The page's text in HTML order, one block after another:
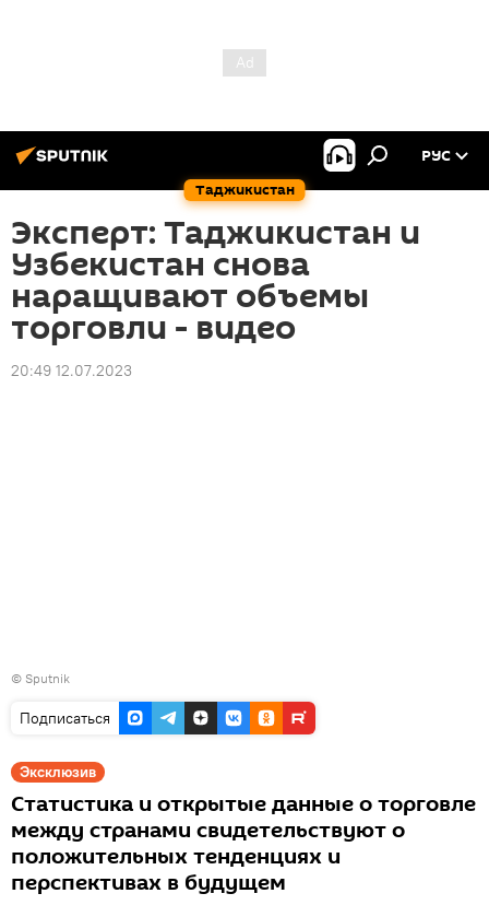
Таджикистан
РУС
Эксперт: Таджикистан и
Узбекистан снова
наращивают объемы
торговли - видео
20:49 12.07.2023
© Sputnik
Подписаться
Эксклюзив
Статистика и открытые данные о торговле
между странами свидетельствуют о
положительных тенденциях и
перспективах в будущем